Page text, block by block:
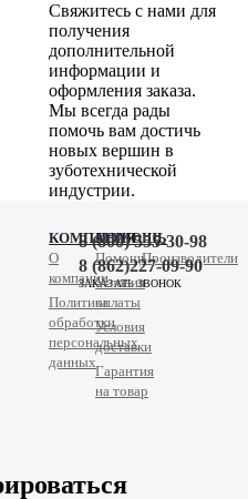
Свяжитесь с нами для
получения
дополнительной
информации и
оформления заказа.
Мы всегда рады
помочь вам достичь
новых вершин в
зуботехнической
индустрии.
КОМПАНИЯ
ПОМОЩЬ
О
компании
Политика
обработки
персональных
данных
Помощь
Условия
оплаты
Условия
доставки
Гарантия
на товар
Производители
8 (800) 555-30-98
8 (862)227-09-90
ЗАКАЗАТЬ ЗВОНОК